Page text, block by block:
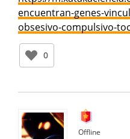
encuentran-genes-
obsesivo-compulsivo-
0
Offline